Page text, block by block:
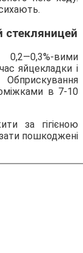
стекляницей
вими
яйцекладки і
в 7-10
за гігієною
пошкоджені